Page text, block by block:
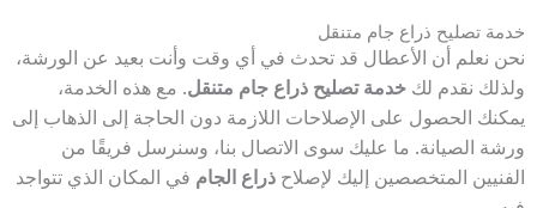
خدمة تصليح ذراع جام متنقل
نحن نعلم أن الأعطال قد تحدث في أي وقت وأنت بعيد عن الورشة،
ولذلك نقدم لك خدمة تصليح ذراع جام متنقل. مع هذه الخدمة،
يمكنك الحصول على الإصلاحات اللازمة دون الحاجة إلى الذهاب إلى
ورشة الصيانة. ما عليك سوى الاتصال بنا، وسنرسل فريقًا من
الفنيين المتخصصين إليك لإصلاح ذراع الجام في المكان الذي تتواجد